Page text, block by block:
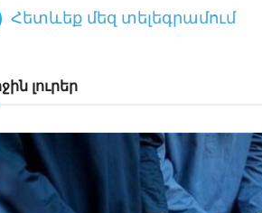
Հետևեք մեզ տելեգրամում
լուրեր